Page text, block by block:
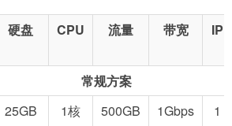
硬盘 CPU 流量 带宽 IP
常规方案
25GB 1核 500GB 1Gbps
1